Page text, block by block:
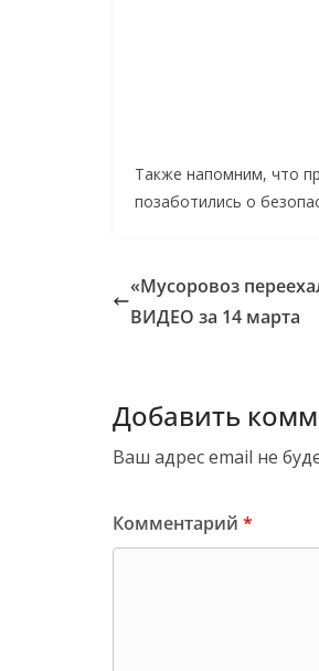
Также напомним, что
позаботились о
«Мусоровоз
ВИДЕО за 14 марта
Добавить
Ваш адрес email не
Комментарий *